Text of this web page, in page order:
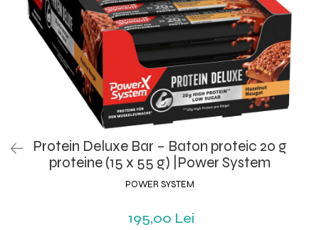
ACCESORII
TOATE PRODUSELE
VITAMINE
Protein Deluxe Bar – Baton proteic 20 g
proteine (15 x 55 g) |Power System
POWER SYSTEM
195,00 Lei